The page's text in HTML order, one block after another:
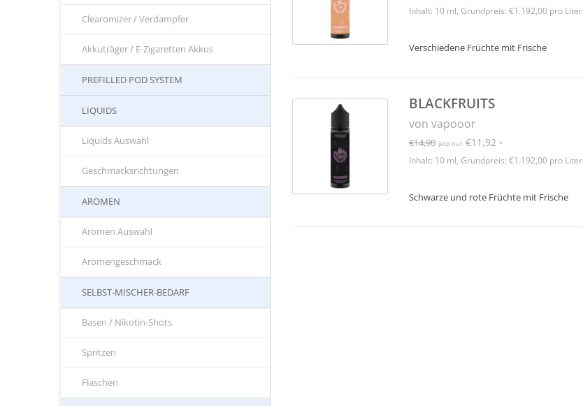
Clearomizer / Verdampfer
Akkuträger / E-Zigaretten Akkus
PREFILLED POD SYSTEM
LIQUIDS
Liquids Auswahl
Geschmacksrichtungen
AROMEN
Aromen Auswahl
Aromengeschmack
SELBST-MISCHER-BEDARF
Basen / Nikotin-Shots
Spritzen
Flaschen
Inhalt: 10 ml, Grundpreis: €1.192,00 pro Liter
Verschiedene Früchte mit Frische
BLACKFRUITS
von vapooor
€14,90 jetzt nur €11,92 *
Inhalt: 10 ml, Grundpreis: €1.192,00 pro Liter
Schwarze und rote Früchte mit Frische